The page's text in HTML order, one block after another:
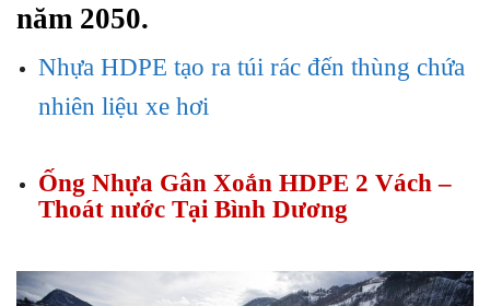
năm 2050.
Nhựa HDPE tạo ra túi rác đến thùng chứa
nhiên liệu xe hơi
Ống Nhựa Gân Xoắn HDPE 2 Vách –
Thoát nước Tại Bình Dương